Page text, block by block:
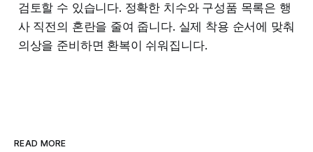
검토할 수 있습니다. 정확한 치수와 구성품 목록은 행
사 직전의 혼란을 줄여 줍니다. 실제 착용 순서에 맞춰
의상을 준비하면 환복이 쉬워집니다.
READ MORE